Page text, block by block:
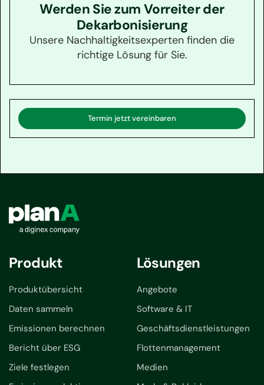
Werden Sie zum Vorreiter der
Dekarbonisierung
Unsere Nachhaltigkeitsexperten finden die
richtige Lösung für Sie.
Termin jetzt vereinbaren
Produkt
Produktübersicht
Daten sammeln
Emissionen berechnen
Bericht über ESG
Ziele festlegen
Lösungen
Angebote
Software & IT
Geschäftsdienstleistungen
Flottenmanagement
Medien